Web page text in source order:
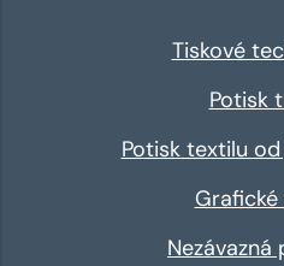
Tiskové
Potisk
Potisk textilu
Grafické
Nezávazná